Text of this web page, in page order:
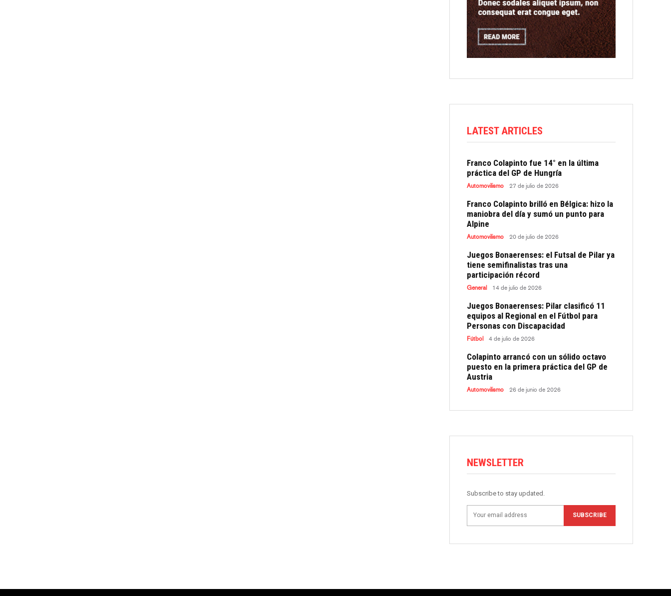
LATEST ARTICLES
Franco Colapinto fue 14° en la última
práctica del GP de Hungría
Automovilismo 27 de julio de 2026
Franco Colapinto brilló en Bélgica: hizo la
maniobra del día y sumó un punto para
Alpine
Automovilismo 20 de julio de 2026
Juegos Bonaerenses: el Futsal de Pilar ya
tiene semifinalistas tras una
participación récord
General 14 de julio de 2026
Juegos Bonaerenses: Pilar clasificó 11
equipos al Regional en el Fútbol para
Personas con Discapacidad
Fútbol 4 de julio de 2026
Colapinto arrancó con un sólido octavo
puesto en la primera práctica del GP de
Austria
Automovilismo 26 de junio de 2026
NEWSLETTER
Subscribe to stay updated.
SUBSCRIBE